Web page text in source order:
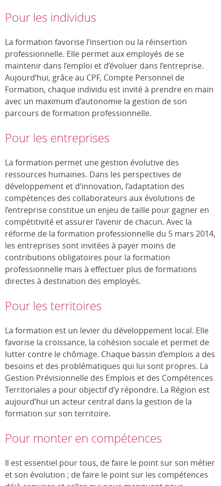
Pour les individus
La formation favorise l’insertion ou la réinsertion
professionnelle. Elle permet aux employés de se
maintenir dans l’emploi et d’évoluer dans l’entreprise.
Aujourd’hui, grâce au CPF, Compte Personnel de
Formation, chaque individu est invité à prendre en main
avec un maximum d’autonomie la gestion de son
parcours de formation professionnelle.
Pour les entreprises
La formation permet une gestion évolutive des
ressources humaines. Dans les perspectives de
développement et d’innovation, l’adaptation des
compétences des collaborateurs aux évolutions de
l’entreprise constitue un enjeu de taille pour gagner en
compétitivité et assurer l’avenir de chacun. Avec la
réforme de la formation professionnelle du 5 mars 2014,
les entreprises sont invitées à payer moins de
contributions obligatoires pour la formation
professionnelle mais à effectuer plus de formations
directes à destination des employés.
Pour les territoires
La formation est un levier du développement local. Elle
favorise la croissance, la cohésion sociale et permet de
lutter contre le chômage. Chaque bassin d’emplois a des
besoins et des problématiques qui lui sont propres. La
Gestion Prévisionnelle des Emplois et des Compétences
Territoriales a pour objectif d’y répondre. La Région est
aujourd’hui un acteur central dans la gestion de la
formation sur son territoire.
Pour monter en compétences
Il est essentiel pour tous, de faire le point sur son métier
et son évolution ; de faire le point sur les compétences